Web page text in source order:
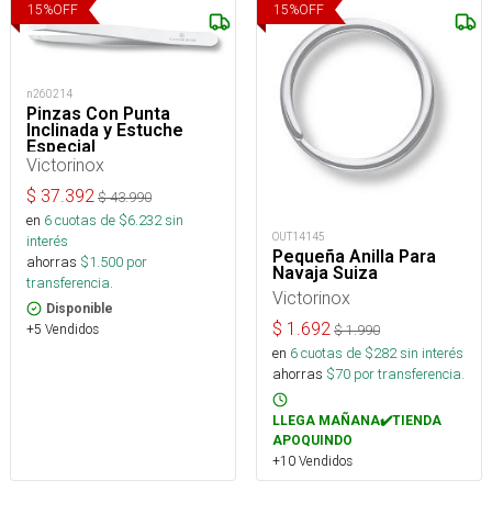
15%OFF
n260214
Pinzas Con Punta
Inclinada y Estuche
Especial
Victorinox
$ 37.392 $43.990
en 6cuotas de $6.232sin
interés
ahorras $1.500 por
transferencia.
Disponible
+5 Vendidos
15%OFF
OUT14145
Pequeña Anilla Para
Navaja Suiza
Victorinox
$ 1.692 $1.990
en 6cuotas de $282sin interés
ahorras $70 por transferencia.
LLEGA MAÑANA✔️TIENDA
APOQUINDO
+10 Vendidos